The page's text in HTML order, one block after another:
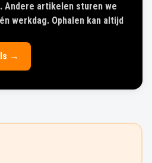
Andere artikelen sturen we
werkdag. Ophalen kan altijd
→